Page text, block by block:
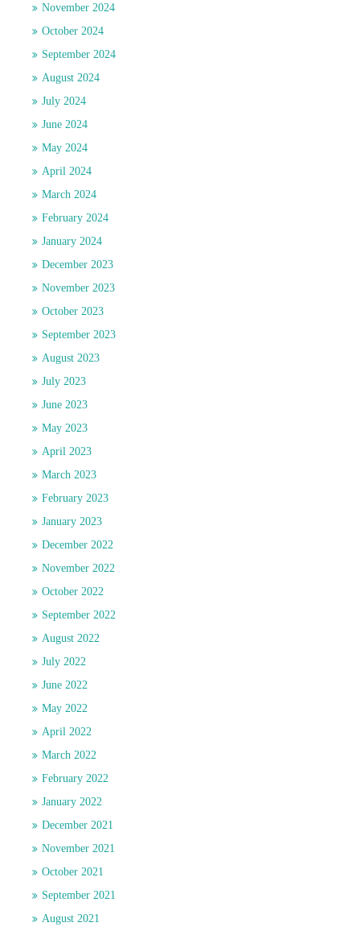
November 2024
October 2024
September 2024
August 2024
July 2024
June 2024
May 2024
April 2024
March 2024
February 2024
January 2024
December 2023
November 2023
October 2023
September 2023
August 2023
July 2023
June 2023
May 2023
April 2023
March 2023
February 2023
January 2023
December 2022
November 2022
October 2022
September 2022
August 2022
July 2022
June 2022
May 2022
April 2022
March 2022
February 2022
January 2022
December 2021
November 2021
October 2021
September 2021
August 2021